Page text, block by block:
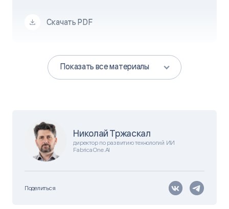
Николай Тржаскал
директор по развитию технологий ИИ
FabricaOne.AI
Поделиться
Скачать PDF
Показать все материалы